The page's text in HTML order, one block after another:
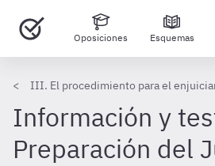
Oposiciones Esquemas
III. El procedimiento para el
Información y
Preparación del